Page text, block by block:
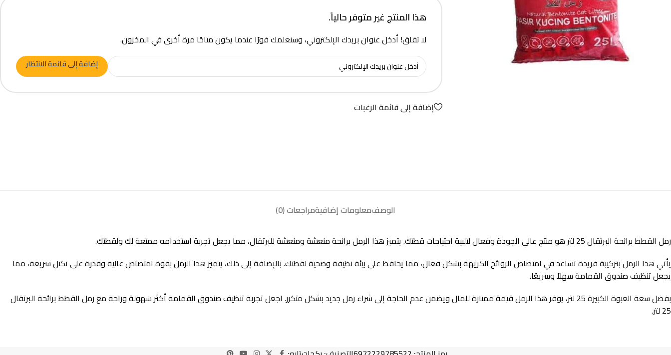
هذا المنتج غير متوفر حالياً.
لا تقلق! أدخل عنوان بريدك الإلكتروني، وسنعلمك فورًا عندما يكون متاحًا مرة أخرى في المخزون.
إضافة إلى قائمة الانتظار
إضافة إلى قائمة الرغبات
الوصفمعلومات إضافيةمراجعات (0)
رمل القطط برائحة البرتقال 25 لتر هو منتج عالي الجودة وفعال لتلبية احتياجات قطتك. يتميز هذا الرمل برائحة منعشة ومنعشة للبرتقال، مما يجعل تجربة استخدامه ممتعة لك ولقطتك.
يأتي هذا الرمل بتركيبة فريدة تساعد في امتصاص الروائح الكريهة بشكل فعال، مما يحافظ على بيئة نظيفة وصحية لقطتك. بالإضافة إلى ذلك، يتميز هذا الرمل بقوة امتصاص عالية وقدرة على تكتل سريعة، مما
يجعل تنظيف صندوق القمامة سهلاً وسريعًا.
بفضل سعة العبوة الكبيرة 25 لتر، يوفر هذا الرمل قيمة ممتازة للمال ويضمن عدم الحاجة إلى شراء رمل جديد بشكل متكرر. اجعل تجربة تنظيف صندوق القمامة أكثر سهولة وراحة مع رمل القطط برائحة البرتقال
25 لتر.